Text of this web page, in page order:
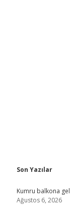
Son Yazılar
Kumru balkona
Ağustos 6, 2026